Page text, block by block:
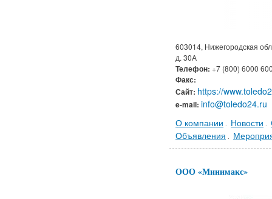
603014, Нижегородская
д. 30А
Телефон: +7 (800) 6000
Факс:
Сайт: https://
e-mail: info@toledo24.ru
О компании . Новости .
Объявления .
ООО «Минимакс»